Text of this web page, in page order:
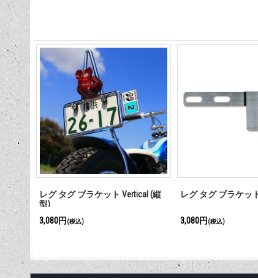
レグ タグ ブラケット Vertical (縦
型)
3,080円 (税込)
レグ タグ ブラケッ
3,080円 (税込)